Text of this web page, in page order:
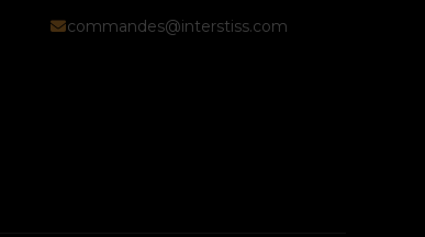
commandes@interstiss.com